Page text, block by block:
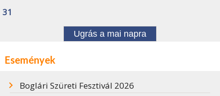
31
Ugrás a mai napra
Események
Boglári Szüreti Fesztivál 2026